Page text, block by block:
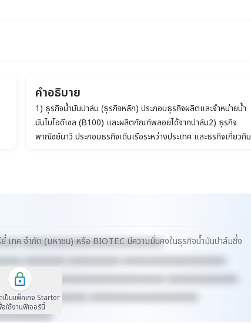
(มหาชน)
คำอธิบาย
1) ธุรกิจน้ำมันปาล์ม (ธุรกิจหลัก) ประกอบธุรกิจผลิตและจำหน่ายน้ำ
มันไบโอดีเซล (B100) และผลิตภัณฑ์พลอยได้จากปาล์ม2) ธุรกิจ
พาณิชย์นาวี ประกอบธุรกิจเดินเรือระหว่างประเทศ และธุรกิจเกี่ยวกับ
xxxxxxxxxxxxxxxxxxxxxxxxxxxxxx
xxxxxxxxx xxxxxxxxxxx xxxxxxxxxxxxxxxxxxxxxx
xxxxxxxxxxxxxxxxxxxxxxxxxx xxxxxxxxxxxxxxx
xxxxxxxx xxxxxxxxxxxxxxxxxxxxxxx
ทค จำกัด (มหาชน) หรือ BIOTEC มีความมั่นคงในธุรกิจน้ำมันปาล์มซึ่ง
เป็นแพ็คเกจ Starter
อใช้งานฟีเจอร์นี้